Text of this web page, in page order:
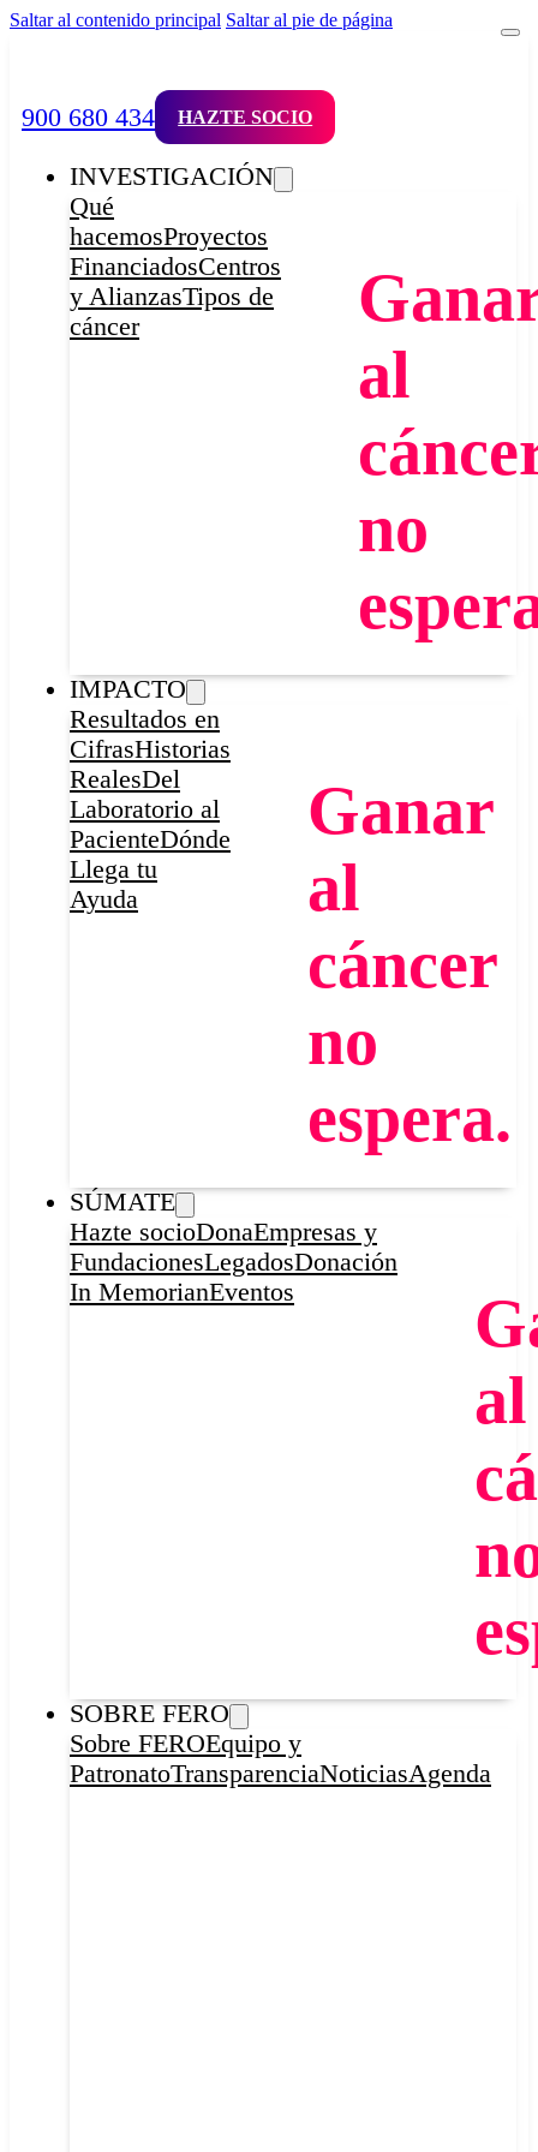
Saltar al contenido principal Saltar al pie de página
900 680 434 HAZTE SOCIO
INVESTIGACIÓN
Qué
hacemosProyectos
FinanciadosCentros
y AlianzasTipos de
cáncer
al
no
IMPACTO
Resultados en
CifrasHistorias
RealesDel
Laboratorio al
PacienteDónde
Llega tu
Ayuda
Ganar
al
cáncer
no
espera.
SÚMATE
Hazte socioDonaEmpresas y
FundacionesLegadosDonación
In MemorianEventos
al
SOBRE FERO
Sobre FEROEquipo y
PatronatoTransparenciaNoticiasAgenda